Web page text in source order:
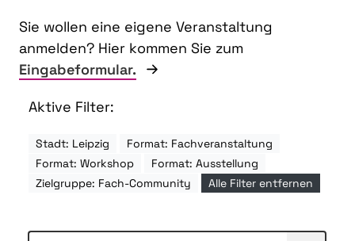
Sie wollen eine eigene Veranstaltung
anmelden? Hier kommen Sie zum
Eingabeformular.
Aktive Filter:
Stadt: Leipzig
Format: Fachveranstaltung
Format: Workshop
Format: Ausstellung
Zielgruppe: Fach-Community
Alle Filter entfernen